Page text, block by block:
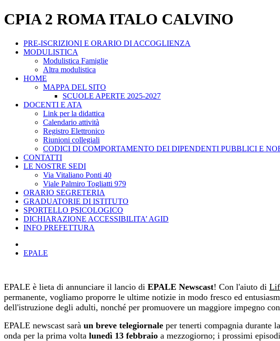
CPIA 2 ROMA ITALO CALVINO
PRE-ISCRIZIONI E ORARIO DI ACCOGLIENZA
MODULISTICA
Modulistica Famiglie
Altra modulistica
HOME
MAPPA DEL SITO
SCUOLE APERTE 2025-2027
DOCENTI E ATA
Link per la didattica
Calendario attività
Registro Elettronico
Riunioni collegiali
CODICI DI COMPORTAMENTO DEI DIPENDENTI PUBBLICI E
CONTATTI
LE NOSTRE SEDI
Via Vitaliano Ponti 40
Viale Palmiro Togliatti 979
ORARIO SEGRETERIA
GRADUATORIE DI ISTITUTO
SPORTELLO PSICOLOGICO
DICHIARAZIONE ACCESSIBILITA’ AGID
INFO PREFETTURA
EPALE
EPALE è lieta di annunciare il lancio di EPALE Newscast! Con l'aiuto di
permanente, vogliamo proporre le ultime notizie in modo fresco ed
dell'istruzione degli adulti, nonché per promuovere un maggiore impegno
EPALE newscast sarà un breve telegiornale per tenerti compagnia durante
onda per la prima volta lunedì 13 febbraio a mezzogiorno; i prossimi